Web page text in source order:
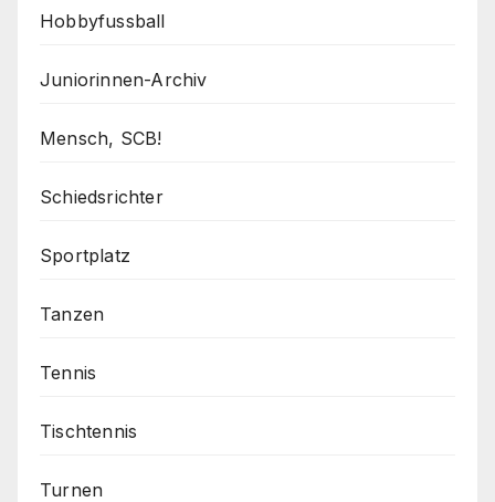
Hobbyfussball
Juniorinnen-Archiv
Mensch, SCB!
Schiedsrichter
Sportplatz
Tanzen
Tennis
Tischtennis
Turnen